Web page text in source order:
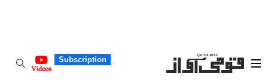
Subscription
Videos